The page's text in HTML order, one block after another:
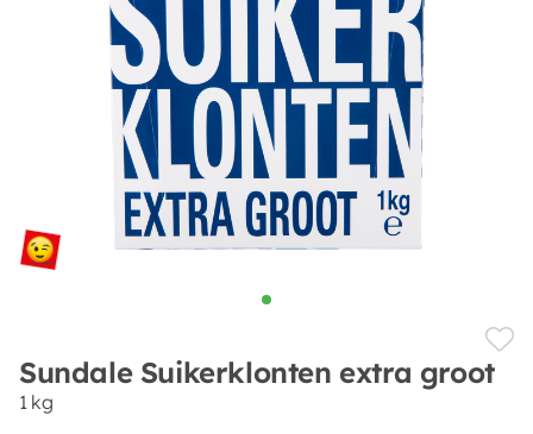
Sundale Suikerklonten extra groot
1 kg